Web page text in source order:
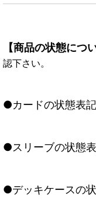
【商品の状態につ
認下さい。
●カードの状態表
●スリーブの状態
●デッキケースの